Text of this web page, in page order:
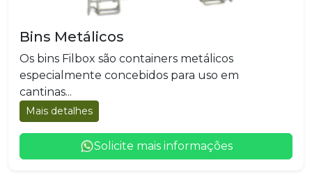
Bins Metálicos
Os bins Filbox são containers metálicos
especialmente concebidos para uso em
cantinas...
Mais detalhes
Solicite mais informações